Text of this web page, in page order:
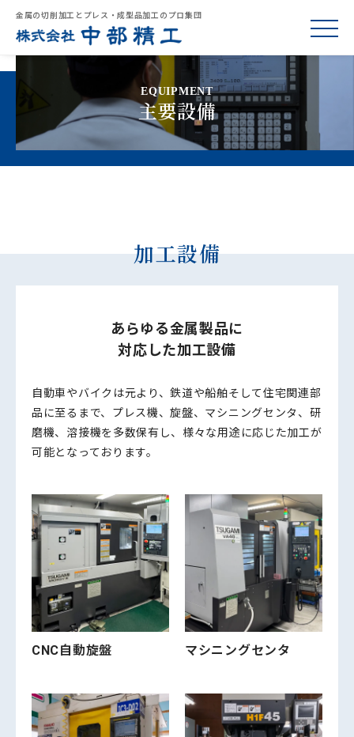
金属の切削加工とプレス・成型品加工のプロ集団
EQUIPMENT
主要設備
加工設備
あらゆる金属製品に
対応した加工設備
自動車やバイクは元より、鉄道や船舶そして住宅関連部
品に至るまで、プレス機、旋盤、マシニングセンタ、研
磨機、溶接機を多数保有し、様々な用途に応じた加工が
可能となっております。
CNC自動旋盤 マシニングセンタ